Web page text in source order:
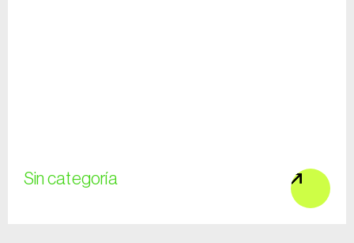
Sin categoría